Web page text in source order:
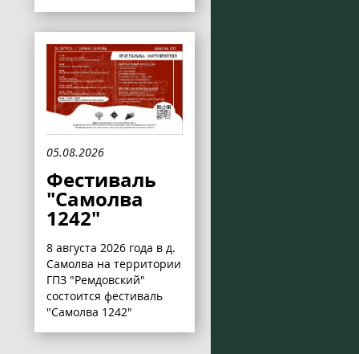
05.08.2026
Фестиваль
"Самолва
1242"
8 августа 2026 года в д.
Самолва на территории
ГПЗ "Ремдовский"
состоится фестиваль
"Самолва 1242"